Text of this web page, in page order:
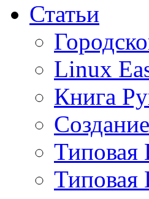
Статьи
Linux
Книга
Типовая
Типовая